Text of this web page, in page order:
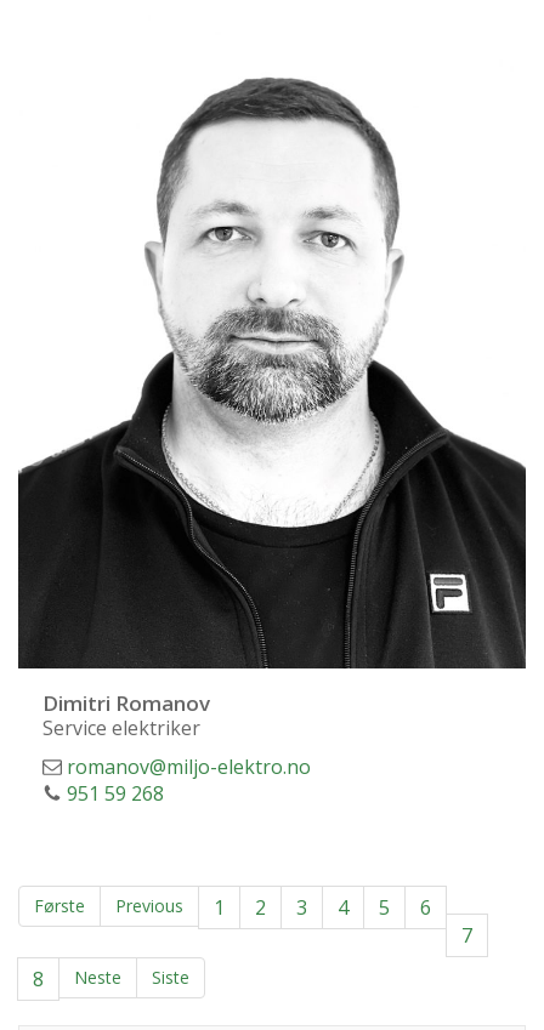
Dimitri Romanov
Service elektriker
romanov@miljo-elektro.no
951 59 268
Første Previous 1 2 3 4 5
6
7
8
Neste Siste